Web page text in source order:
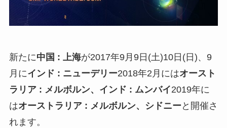
新たに中国 : 上海が2017年9月9日(土)10日(日)、9
月にインド : ニューデリー2018年2月にはオースト
ラリア : メルボルン、インド : ムンバイ2019年に
はオーストラリア : メルボルン、シドニー と開催さ
れます。